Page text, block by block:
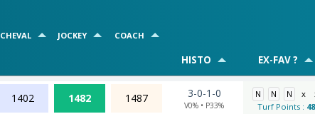
CHEVAL JOCKEY COACH
HISTO EX-FAV ?
1402 1482 1487 3-0-1-0
V0% • P33%
N N N x
Turf Points : 48